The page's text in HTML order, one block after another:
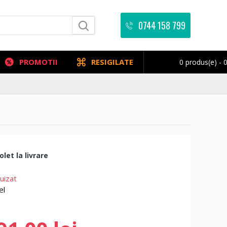
0744 158 799
PROMOTII RESIGILATE 0 produs(e) -
la livrare